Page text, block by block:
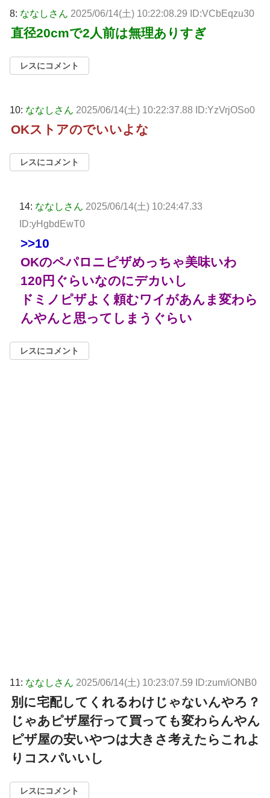
8: ななしさん 2025/06/14(土) 10:22:08.29 ID:VCbEqzu30
直径20cmで2人前は無理ありすぎ
レスにコメント
10: ななしさん 2025/06/14(土) 10:22:37.88 ID:YzVrjOSo0
OKストアのでいいよな
レスにコメント
14: ななしさん 2025/06/14(土) 10:24:47.33
ID:yHgbdEwT0
>>10
OKのペパロニピザめっちゃ美味いわ
120円ぐらいなのにデカいし
ドミノピザよく頼むワイがあんま変わら
んやんと思ってしまうぐらい
レスにコメント
11: ななしさん 2025/06/14(土) 10:23:07.59 ID:zum/iONB0
別に宅配してくれるわけじゃないんやろ？
じゃあピザ屋行って買っても変わらんやん
ピザ屋の安いやつは大きさ考えたらこれよ
りコスパいいし
レスにコメント